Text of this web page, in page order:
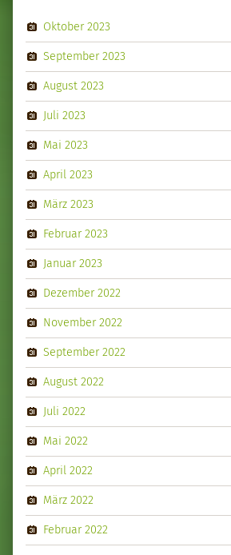
Oktober 2023
September 2023
August 2023
Juli 2023
Mai 2023
April 2023
März 2023
Februar 2023
Januar 2023
Dezember 2022
November 2022
September 2022
August 2022
Juli 2022
Mai 2022
April 2022
März 2022
Februar 2022